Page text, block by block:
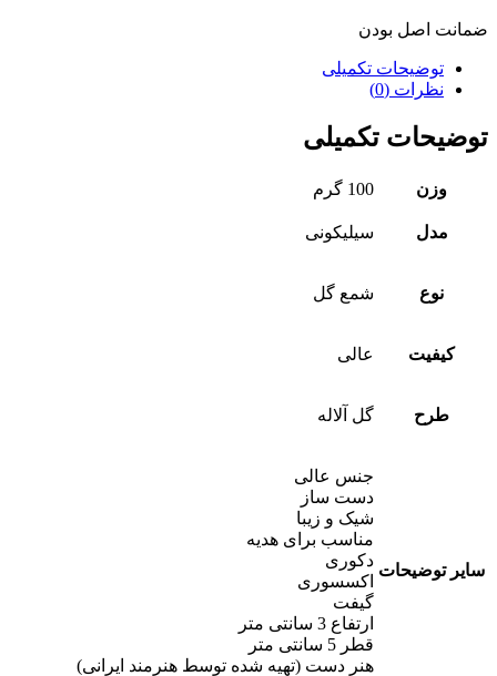
ضمانت اصل بودن
توضیحات تکمیلی
نظرات (0)
توضیحات تکمیلی
وزن 100 گرم
مدل سیلیکونی
نوع شمع گل
کیفیت عالی
طرح گل آلاله
سایر توضیحات
جنس عالی
دست ساز
شیک و زیبا
مناسب برای هدیه
دکوری
اکسسوری
گیفت
ارتفاع 3 سانتی متر
قطر 5 سانتی متر
هنر دست (تهیه شده توسط هنرمند ایرانی)